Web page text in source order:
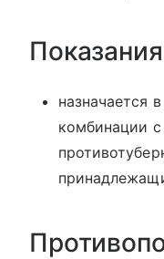
Показания
назначается
комбинации